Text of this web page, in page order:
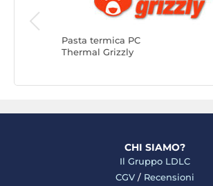
Pasta termica PC
Thermal Grizzly
CHI SIAMO?
Il Gruppo LDLC
CGV / Recensioni